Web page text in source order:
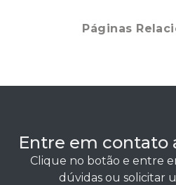
Páginas
Entre em contato
Clique no botão e entre
dúvidas ou solicitar